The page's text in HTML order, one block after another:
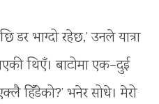
भाग्दो रहेछ,’ उनले यात्रा
थिएँ। बाटोमा एक–दुई
हिँडेको?’ भनेर सोधे। मेरो